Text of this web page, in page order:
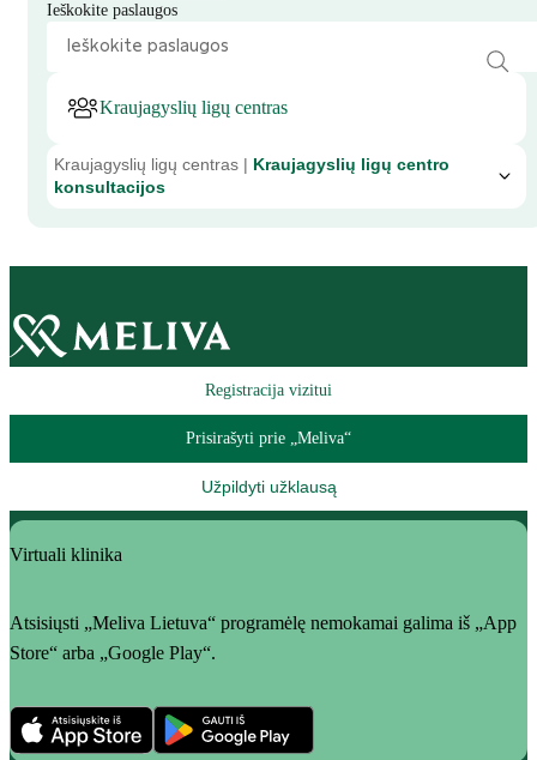
Ieškokite paslaugos
Kraujagyslių ligų centras
Kraujagyslių ligų centras | Kraujagyslių ligų centro
konsultacijos
Registracija vizitui
Prisirašyti prie „Meliva“
Užpildyti užklausą
Virtuali klinika
Atsisiųsti „Meliva Lietuva“ programėlę nemokamai galima iš „App
Store“ arba „Google Play“.